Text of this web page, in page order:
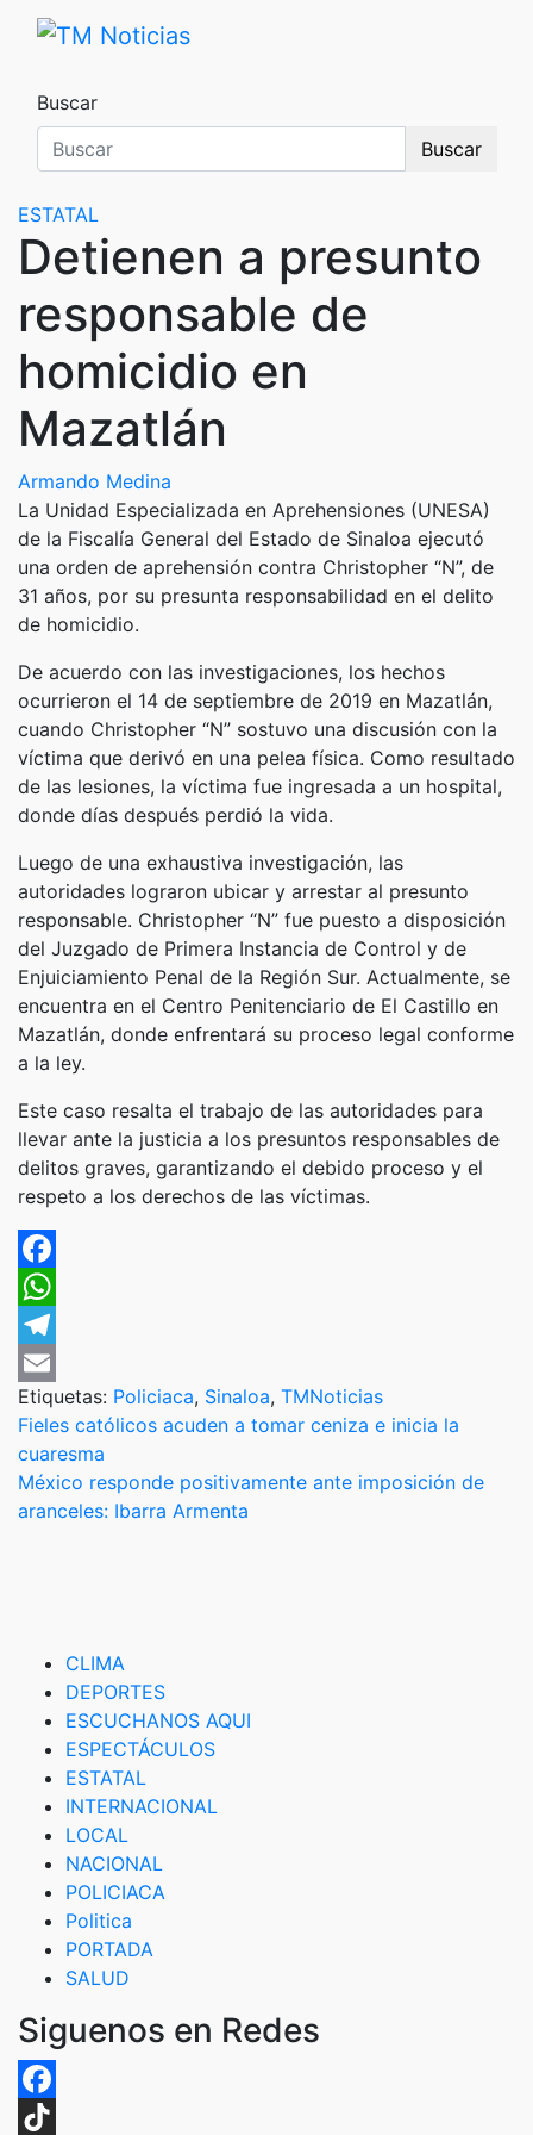
Saltar
Buscar
Buscar
ESTATAL
Detienen a presunto
responsable de
homicidio en
Mazatlán
Armando Medina
La Unidad Especializada en Aprehensiones (UNESA)
de la Fiscalía General del Estado de Sinaloa ejecutó
una orden de aprehensión contra Christopher “N”, de
31 años, por su presunta responsabilidad en el delito
de homicidio.
De acuerdo con las investigaciones, los hechos
ocurrieron el 14 de septiembre de 2019 en Mazatlán,
cuando Christopher “N” sostuvo una discusión con la
víctima que derivó en una pelea física. Como resultado
de las lesiones, la víctima fue ingresada a un hospital,
donde días después perdió la vida.
Luego de una exhaustiva investigación, las
autoridades lograron ubicar y arrestar al presunto
responsable. Christopher “N” fue puesto a disposición
del Juzgado de Primera Instancia de Control y de
Enjuiciamiento Penal de la Región Sur. Actualmente, se
encuentra en el Centro Penitenciario de El Castillo en
Mazatlán, donde enfrentará su proceso legal conforme
a la ley.
Este caso resalta el trabajo de las autoridades para
llevar ante la justicia a los presuntos responsables de
delitos graves, garantizando el debido proceso y el
respeto a los derechos de las víctimas.
Facebook
WhatsApp
Telegram
Email
Etiquetas: Policiaca, Sinaloa, TMNoticias
Navegación
de
entradas
Fieles católicos acuden a tomar ceniza e inicia la
cuaresma
México responde positivamente ante imposición de
aranceles: Ibarra Armenta
CLIMA
DEPORTES
ESCUCHANOS AQUI
ESPECTÁCULOS
ESTATAL
INTERNACIONAL
LOCAL
NACIONAL
POLICIACA
Politica
PORTADA
SALUD
Siguenos en Redes
Facebook